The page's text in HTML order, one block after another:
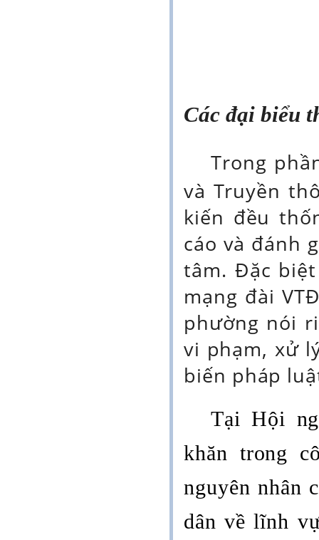
Các đại biểu
Trong
và Truyền
kiến đều
cáo và đánh
tâm. Đặc
mạng đài
phường nói
vi phạm, xử
biến pháp
Tại Hội
khăn trong
nguyên nhân
dân về lĩnh